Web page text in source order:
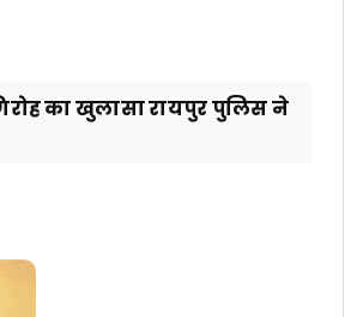
का खुलासा रायपुर पुलिस ने